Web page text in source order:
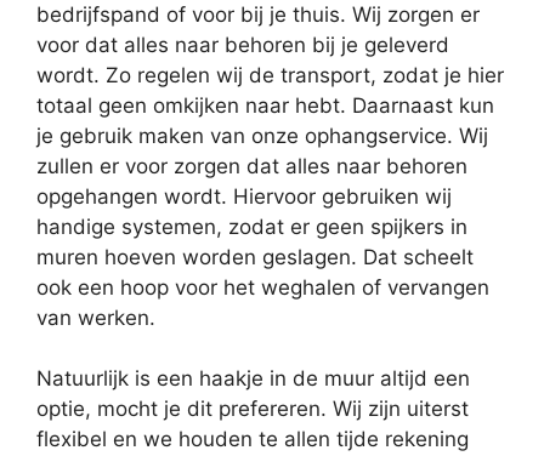
bedrijfspand of voor bij je thuis. Wij zorgen er
voor dat alles naar behoren bij je geleverd
wordt. Zo regelen wij de transport, zodat je hier
totaal geen omkijken naar hebt. Daarnaast kun
je gebruik maken van onze ophangservice. Wij
zullen er voor zorgen dat alles naar behoren
opgehangen wordt. Hiervoor gebruiken wij
handige systemen, zodat er geen spijkers in
muren hoeven worden geslagen. Dat scheelt
ook een hoop voor het weghalen of vervangen
van werken.
Natuurlijk is een haakje in de muur altijd een
optie, mocht je dit prefereren. Wij zijn uiterst
flexibel en we houden te allen tijde rekening